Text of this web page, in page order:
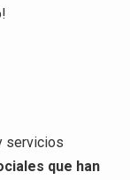
servicios
que han